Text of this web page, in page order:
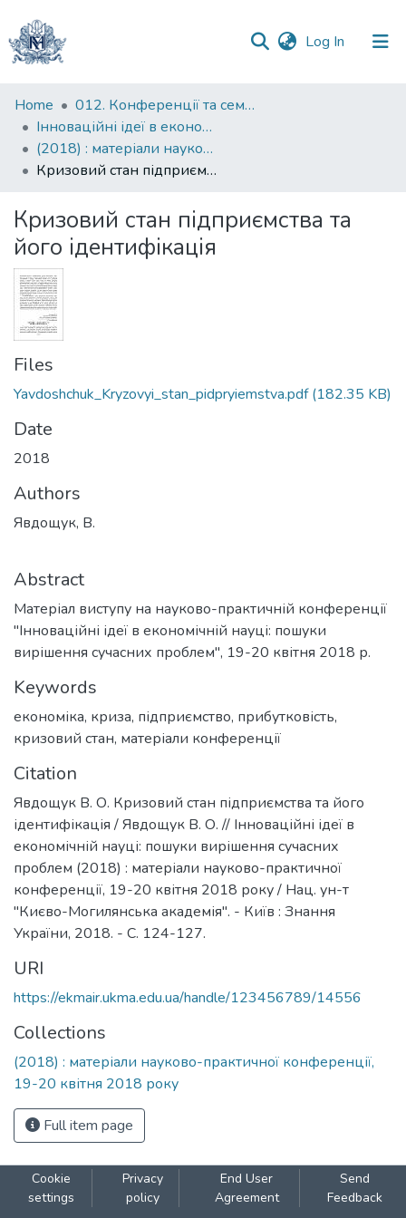
Log In (current)
Communities
&
Collections
All of DSpace
Statistics
Home
012. Конференції та семінари НаУКМА
Інноваційні ідеї в економічній науці: пошуки вирішення сучасних проблем: матеріали науково-практичної конференції
(2018) : матеріали науково-практичної конференції, 19-20 квітня 2018 року
Кризовий стан підприємства та його ідентифікація
Кризовий стан підприємства та
його ідентифікація
Files
Yavdoshchuk_Kryzovyi_stan_pidpryiemstva.pdf(182.35 KB)
Date
2018
Authors
Явдощук, В.
Abstract
Матеріал виступу на науково-практичній конференції
"Інноваційні ідеї в економічній науці: пошуки
вирішення сучасних проблем", 19-20 квітня 2018 р.
Keywords
економіка, криза, підприємство, прибутковість,
кризовий стан, матеріали конференції
Citation
Явдощук В. О. Кризовий стан підприємства та його
ідентифікація / Явдощук В. О. // Інноваційні ідеї в
економічній науці: пошуки вирішення сучасних
проблем (2018) : матеріали науково-практичної
конференції, 19-20 квітня 2018 року / Нац. ун-т
"Києво-Могилянська академія". - Київ : Знання
України, 2018. - С. 124-127.
URI
https://ekmair.ukma.edu.ua/handle/123456789/14556
Collections
(2018) : матеріали науково-практичної конференції,
19-20 квітня 2018 року
Full item page
Cookie
settings
Privacy
policy
End User
Agreement
Send
Feedback